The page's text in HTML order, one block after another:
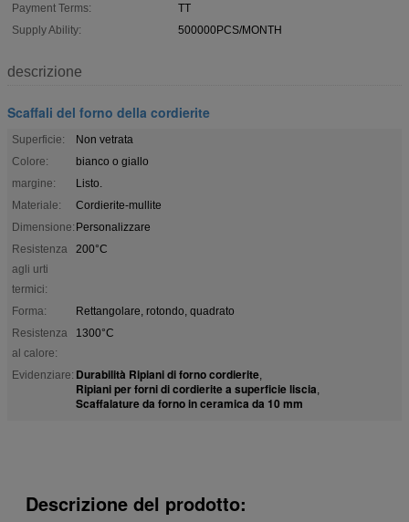
Payment Terms:
TT
Supply Ability:
500000PCS/MONTH
descrizione
Scaffali del forno della cordierite
Superficie:
Non vetrata
Colore:
bianco o giallo
margine:
Listo.
Materiale:
Cordierite-mullite
Dimensione: Personalizzare
Resistenza
agli urti
termici:
200°C
Forma:
Rettangolare, rotondo, quadrato
Resistenza
al calore:
1300°C
Evidenziare: Durabilità Ripiani di forno cordierite,
Ripiani per forni di cordierite a superficie liscia,
Scaffalature da forno in ceramica da 10 mm
Descrizione del prodotto: